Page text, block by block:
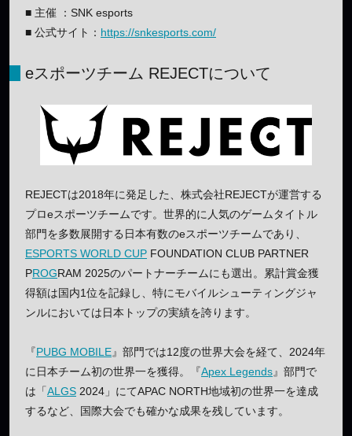
■ 主催 ：SNK esports
■ 公式サイト： https://snkesports.com/
eスポーツチーム REJECTについて
REJECTは2018年に発足した、株式会社REJECTが運営する
プロeスポーツチームです。世界的に人気のゲームタイトル
部門を多数展開する日本有数のeスポーツチームであり、
ESPORTS WORLD CUP FOUNDATION CLUB PARTNER
PROGRAM 2025のパートナーチームにも選出。累計賞金獲
得額は国内1位を記録し、特にモバイルシューティングジャ
ンルにおいては日本トップの実績を誇ります。
『PUBG MOBILE』部門では12度の世界大会を経て、2024年
に日本チーム初の世界一を獲得。『Apex Legends』部門で
は「ALGS 2024」にてAPAC NORTH地域初の世界一を達成
するなど、国際大会でも確かな成果を残しています。